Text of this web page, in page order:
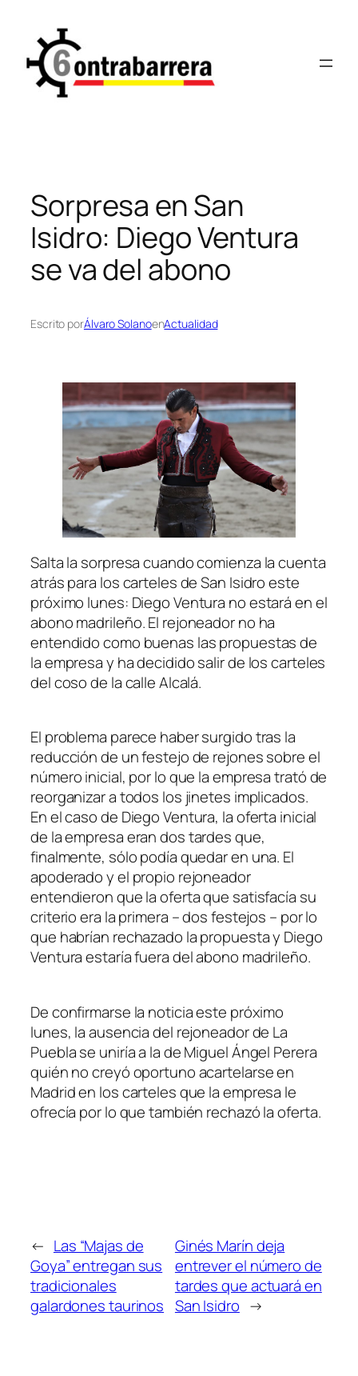
contenido
Sorpresa en San
Isidro: Diego Ventura
se va del abono
Escrito porÁlvaro SolanoenActualidad
Salta la sorpresa cuando comienza la cuenta
atrás para los carteles de San Isidro este
próximo lunes: Diego Ventura no estará en el
abono madrileño. El rejoneador no ha
entendido como buenas las propuestas de
la empresa y ha decidido salir de los carteles
del coso de la calle Alcalá.
El problema parece haber surgido tras la
reducción de un festejo de rejones sobre el
número inicial, por lo que la empresa trató de
reorganizar a todos los jinetes implicados.
En el caso de Diego Ventura, la oferta inicial
de la empresa eran dos tardes que,
finalmente, sólo podía quedar en una. El
apoderado y el propio rejoneador
entendieron que la oferta que satisfacía su
criterio era la primera – dos festejos – por lo
que habrían rechazado la propuesta y Diego
Ventura estaría fuera del abono madrileño.
De confirmarse la noticia este próximo
lunes, la ausencia del rejoneador de La
Puebla se uniría a la de Miguel Ángel Perera
quién no creyó oportuno acartelarse en
Madrid en los carteles que la empresa le
ofrecía por lo que también rechazó la oferta.
← Las “Majas de
Goya” entregan sus
tradicionales
galardones taurinos
Ginés Marín deja
entrever el número de
tardes que actuará en
San Isidro →